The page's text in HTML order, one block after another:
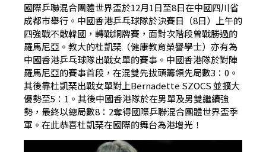
國際乒聯混合團體世界盃於12月1日至8日在中國四川省
成都市舉行。中國香港乒乓球隊於決賽日（8日）上午的
四強戰不敵韓國，轉戰銅牌賽，面對次階段曾戰勝過的
羅馬尼亞。教大的杜凱琹（健康教育榮譽學士）亦有為
中國香港乒乓球隊出戰女單的賽事。中國香港隊於對陣
羅馬尼亞的賽事首段，在混雙先拔頭籌領先局數3：0。
其後靠杜凱琹出戰女單對上Bernadette SZOCS 並擴大
優勢至5：1。其後中國香港隊於在男單及男雙繼續強
勢，最終以總局數8：2奪得國際乒聯混合團體世界盃季
軍。在此恭喜杜凱琹在國際的舞台為港增光！